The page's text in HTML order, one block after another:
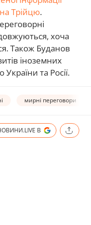
Трійцю.
хоча
Також Буданов
іноземних
та Росії.
мирні переговори
В